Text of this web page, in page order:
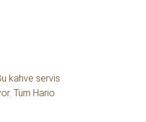
kahve servis
Tüm Hario